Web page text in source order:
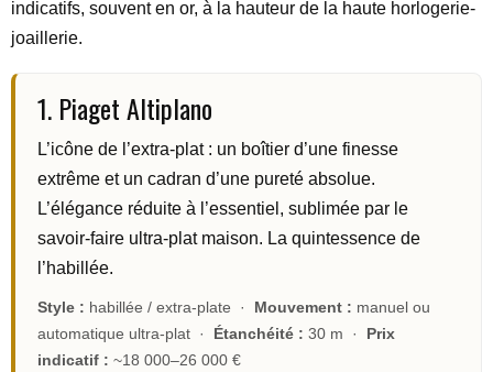
indicatifs, souvent en or, à la hauteur de la haute horlogerie-
joaillerie.
1. Piaget Altiplano
L’icône de l’extra-plat : un boîtier d’une finesse
extrême et un cadran d’une pureté absolue.
L’élégance réduite à l’essentiel, sublimée par le
savoir-faire ultra-plat maison. La quintessence de
l’habillée.
Style : habillée / extra-plate · Mouvement : manuel ou
automatique ultra-plat · Étanchéité : 30 m · Prix
indicatif : ~18 000–26 000 €